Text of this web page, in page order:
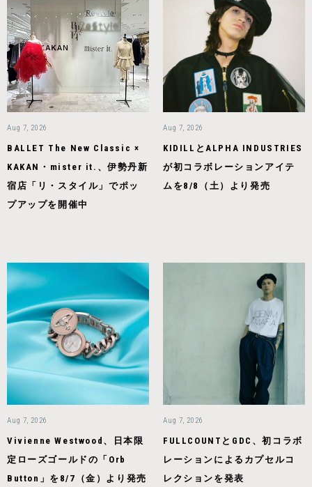
Aug 7, 2026
BALLET The New Classic ×
KAKAN・mister it.、伊勢丹新
宿店「リ・スタイル」でポッ
プアップを開催中
Aug 7, 2026
KIDILLとALPHA INDUSTRIES
が初コラボレーションアイテ
ムを8/8（土）より発売
Aug 7, 2026
Vivienne Westwood、日本限
定ローズゴールドの「Orb
Button」を8/7（金）より発売
Aug 7, 2026
FULLCOUNTとGDC、初コラボ
レーションによるカプセルコ
レクションを発表